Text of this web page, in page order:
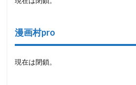
漫画村pro
現在は閉鎖。